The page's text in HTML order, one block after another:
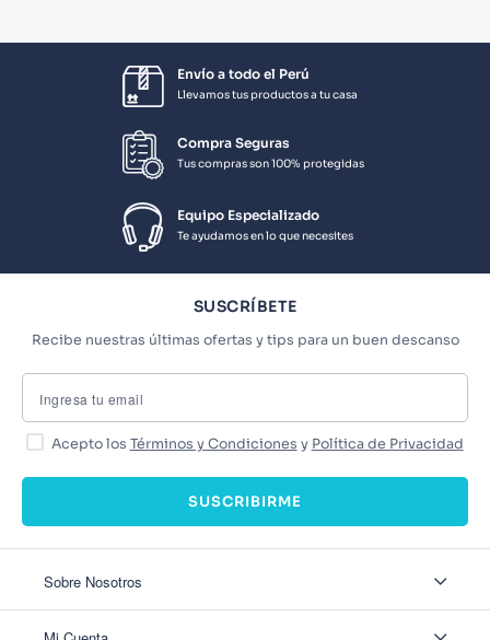
Envío a todo el Perú
Llevamos tus productos a tu casa
Compra Seguras
Tus compras son 100% protegidas
Equipo Especializado
Te ayudamos en lo que necesites
SUSCRÍBETE
Recibe nuestras últimas ofertas y tips para un buen descanso
Acepto los Términos y Condiciones y Política de Privacidad
SUSCRIBIRME
Sobre Nosotros